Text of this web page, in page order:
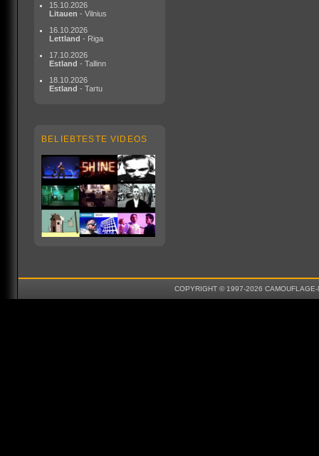
15.10.2026
Litauen - Vilnius
16.10.2026
Lettland - Riga
17.10.2026
Estland - Tallinn
18.10.2026
Estland - Tartu
BELIEBTESTE VIDEOS
COPYRIGHT © 1997-2026 CAMOUFLAGE-